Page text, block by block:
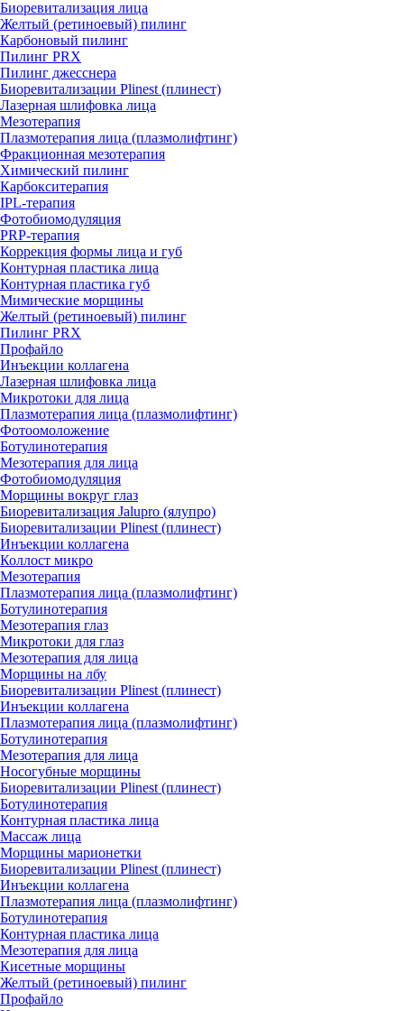
Биоревитализация лица
Желтый (ретиноевый) пилинг
Карбоновый пилинг
Пилинг PRX
Пилинг джесснера
Биоревитализации Plinest (плинест)
Лазерная шлифовка лица
Мезотерапия
Плазмотерапия лица (плазмолифтинг)
Фракционная мезотерапия
Химический пилинг
Карбокситерапия
IPL‑терапия
Фотобиомодуляция
PRP-терапия
Коррекция формы лица и губ
Контурная пластика лица
Контурная пластика губ
Мимические морщины
Желтый (ретиноевый) пилинг
Пилинг PRX
Профайло
Инъекции коллагена
Лазерная шлифовка лица
Микротоки для лица
Плазмотерапия лица (плазмолифтинг)
Фотоомоложение
Ботулинотерапия
Мезотерапия для лица
Фотобиомодуляция
Морщины вокруг глаз
Биоревитализация Jalupro (ялупро)
Биоревитализации Plinest (плинест)
Инъекции коллагена
Коллост микро
Мезотерапия
Плазмотерапия лица (плазмолифтинг)
Ботулинотерапия
Мезотерапия глаз
Микротоки для глаз
Мезотерапия для лица
Морщины на лбу
Биоревитализации Plinest (плинест)
Инъекции коллагена
Плазмотерапия лица (плазмолифтинг)
Ботулинотерапия
Мезотерапия для лица
Носогубные морщины
Биоревитализации Plinest (плинест)
Ботулинотерапия
Контурная пластика лица
Массаж лица
Морщины марионетки
Биоревитализации Plinest (плинест)
Инъекции коллагена
Плазмотерапия лица (плазмолифтинг)
Ботулинотерапия
Контурная пластика лица
Мезотерапия для лица
Кисетные морщины
Желтый (ретиноевый) пилинг
Профайло